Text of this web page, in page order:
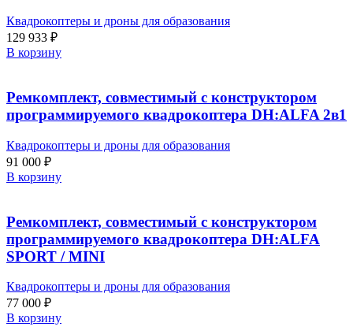
Квадрокоптеры и дроны для образования
129 933 ₽
В корзину
Ремкомплект, совместимый с конструктором
программируемого квадрокоптера DH:ALFA 2в1
Квадрокоптеры и дроны для образования
91 000 ₽
В корзину
Ремкомплект, совместимый с конструктором
программируемого квадрокоптера DH:ALFA
SPORT / MINI
Квадрокоптеры и дроны для образования
77 000 ₽
В корзину